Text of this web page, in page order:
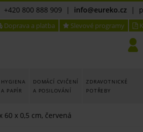
+420 800 888 909 | info@eureko.cz |
Doprava a platba Slevové programy
HYGIENA
A PAPÍR
DOMÁCÍ CVIČENÍ
A POSILOVÁNÍ
ZDRAVOTNICKÉ
POTŘEBY
60 x 0,5 cm, červená